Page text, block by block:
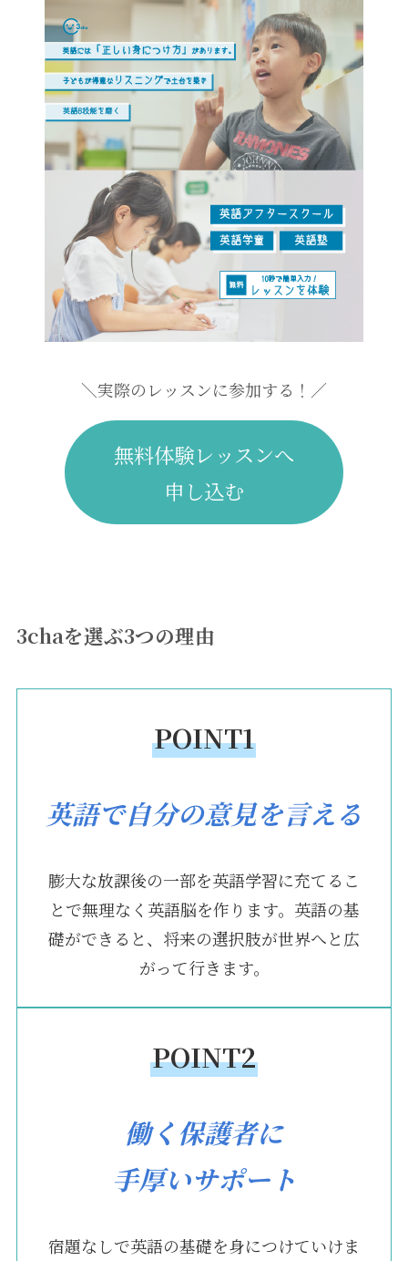
＼実際のレッスンに参加する！／
無料体験レッスンへ
申し込む
3chaを選ぶ3つの理由
POINT1
英語で自分の意見を言える
膨大な放課後の一部を英語学習に充てるこ
とで無理なく英語脳を作ります。英語の基
礎ができると、将来の選択肢が世界へと広
がって行きます。
POINT2
働く保護者に
手厚いサポート
宿題なしで英語の基礎を身につけていけま